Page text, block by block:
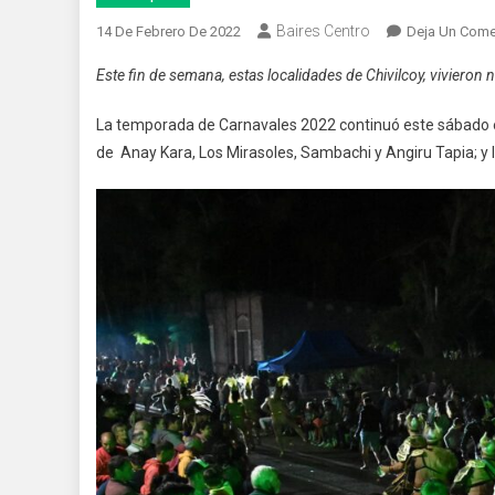
14 De Febrero De 2022 Baires Centro Deja Un
Este fin de semana, estas localidades de Chivilcoy,
La temporada de Carnavales 2022 continuó este
de Anay Kara, Los Mirasoles, Sambachi y Angiru Tapia;